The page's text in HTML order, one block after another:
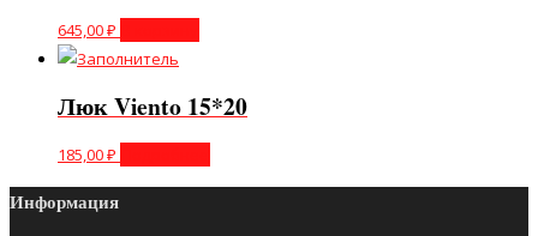
645,00₽
Люк Viento 15*20
185,00₽
Информация